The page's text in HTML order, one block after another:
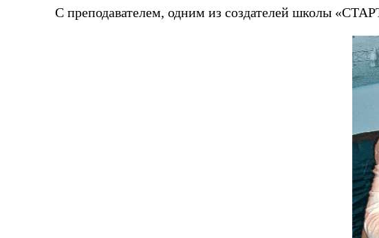
С преподавателем, одним из создателей школы